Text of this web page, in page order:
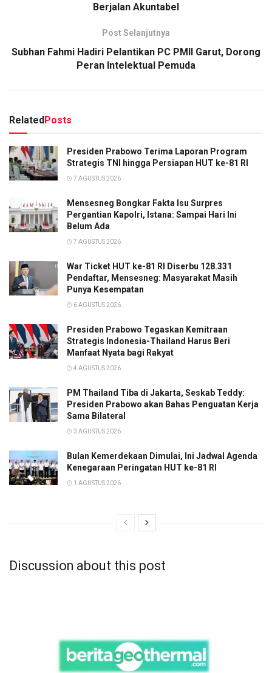
Berjalan Akuntabel
Post Selanjutnya
Subhan Fahmi Hadiri Pelantikan PC PMII Garut, Dorong
Peran Intelektual Pemuda
RelatedPosts
Presiden Prabowo Terima Laporan Program
Strategis TNI hingga Persiapan HUT ke-81 RI
7 AGUSTUS 2026
Mensesneg Bongkar Fakta Isu Surpres
Pergantian Kapolri, Istana: Sampai Hari Ini
Belum Ada
7 AGUSTUS 2026
War Ticket HUT ke-81 RI Diserbu 128.331
Pendaftar, Mensesneg: Masyarakat Masih
Punya Kesempatan
6 AGUSTUS 2026
Presiden Prabowo Tegaskan Kemitraan
Strategis Indonesia-Thailand Harus Beri
Manfaat Nyata bagi Rakyat
4 AGUSTUS 2026
PM Thailand Tiba di Jakarta, Seskab Teddy:
Presiden Prabowo akan Bahas Penguatan Kerja
Sama Bilateral
3 AGUSTUS 2026
Bulan Kemerdekaan Dimulai, Ini Jadwal Agenda
Kenegaraan Peringatan HUT ke-81 RI
1 AGUSTUS 2026
Discussion about this post